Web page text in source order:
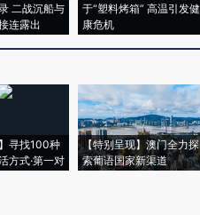
二战沉船与
连露出
于“塑料烤箱” 高温引发健
康危机
寻找100种
方式·第一对
【特别呈现】澳门全力探
索葡语国家新渠道